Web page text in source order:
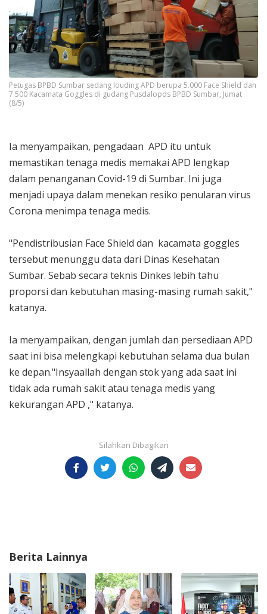
Petugas BPBD Sumbar sedang louding APD berupa 5.000 Face Shield dan
7.500 Kacamata Goggles di gudang Pusdalopds BPBD Sumbar, Jumat
(8/5)
Ia menyampaikan, pengadaan APD itu untuk
memastikan tenaga medis memakai APD lengkap
dalam penanganan Covid-19 di Sumbar. Ini juga
menjadi upaya dalam menekan resiko penularan virus
Corona menimpa tenaga medis.
"Pendistribusian Face Shield dan kacamata goggles
tersebut menunggu data dari Dinas Kesehatan
Sumbar. Sebab secara teknis Dinkes lebih tahu
proporsi dan kebutuhan masing-masing rumah sakit,"
katanya.
Ia menyampaikan, dengan jumlah dan persediaan APD
saat ini bisa melengkapi kebutuhan selama dua bulan
ke depan."Insyaallah dengan stok yang ada saat ini
tidak ada rumah sakit atau tenaga medis yang
kekurangan APD ," katanya.
Berita Lainnya